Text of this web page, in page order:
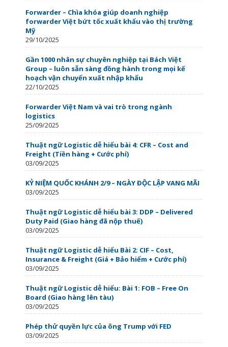
Forwarder – Chìa khóa giúp doanh nghiệp
forwarder Việt bứt tốc xuất khẩu vào thị trường
Mỹ
29/10/2025
Gần 1000 nhân sự chuyên nghiệp tại Bách Việt
Group – luôn sẵn sàng đồng hành trong mọi kế
hoạch vận chuyển xuất nhập khẩu
22/10/2025
Forwarder Việt Nam và vai trò trong ngành
logistics
25/09/2025
Thuật ngữ Logistic dễ hiểu bài 4: CFR – Cost and
Freight (Tiền hàng + Cước phí)
03/09/2025
KỶ NIỆM QUỐC KHÁNH 2/9 – NGÀY ĐỘC LẬP VANG MÃI
03/09/2025
Thuật ngữ Logistic dễ hiểu bài 3: DDP – Delivered
Duty Paid (Giao hàng đã nộp thuế)
03/09/2025
Thuật ngữ Logistic dễ hiểu Bài 2: CIF – Cost,
Insurance & Freight (Giá + Bảo hiểm + Cước phí)
03/09/2025
Thuật ngữ Logistic dễ hiểu: Bài 1: FOB – Free On
Board (Giao hàng lên tàu)
03/09/2025
Phép thử quyền lực của ông Trump với FED
03/09/2025